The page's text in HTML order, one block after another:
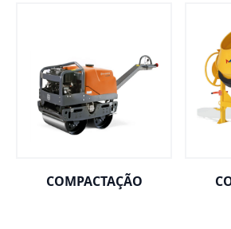
COMPACTAÇÃO